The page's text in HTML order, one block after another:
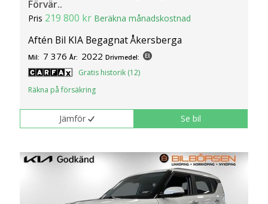
Förvär..
Pris 219 800 kr Beräkna månadskostnad
Aftén Bil KIA Begagnat Åkersberga
Mil: 7 376 År: 2022 Drivmedel:
Gratis historik (12)
Räkna på försäkring
Jämför Se bil